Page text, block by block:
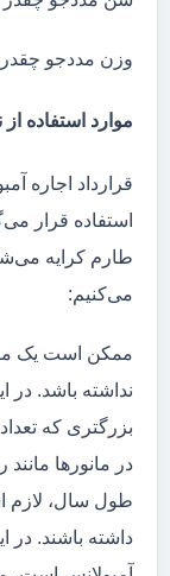
وزن مددجو
موارد استفاده
قرارداد اجاره
استفاده قرار
طارم کرایه
می‌کنیم:
ممکن است یک
نداشته باشد. در
بزرگتری که
در مانور‌ها
طول سال، لازم
داشته باشند.